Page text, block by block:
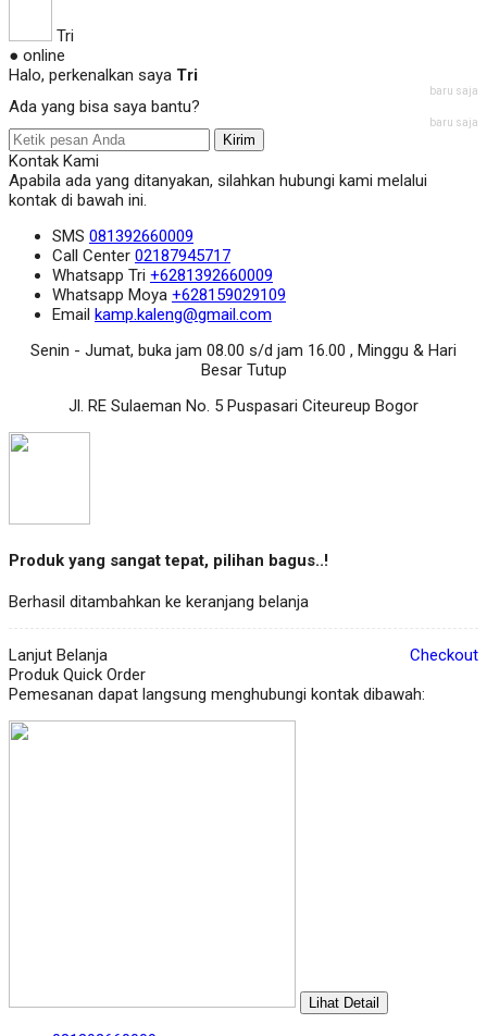
Tri
● online
Halo, perkenalkan saya Tri
baru saja
Ada yang bisa saya bantu?
baru saja
Kirim
Kontak Kami
Apabila ada yang ditanyakan, silahkan hubungi kami melalui
kontak di bawah ini.
SMS 081392660009
Call Center 02187945717
Whatsapp Tri +6281392660009
Whatsapp Moya +628159029109
Email kamp.kaleng@gmail.com
Senin - Jumat, buka jam 08.00 s/d jam 16.00 , Minggu & Hari
Besar Tutup
Jl. RE Sulaeman No. 5 Puspasari Citeureup Bogor
Produk yang sangat tepat, pilihan bagus..!
Berhasil ditambahkan ke keranjang belanja
Lanjut Belanja
Checkout
Produk Quick Order
Pemesanan dapat langsung menghubungi kontak dibawah:
Lihat Detail